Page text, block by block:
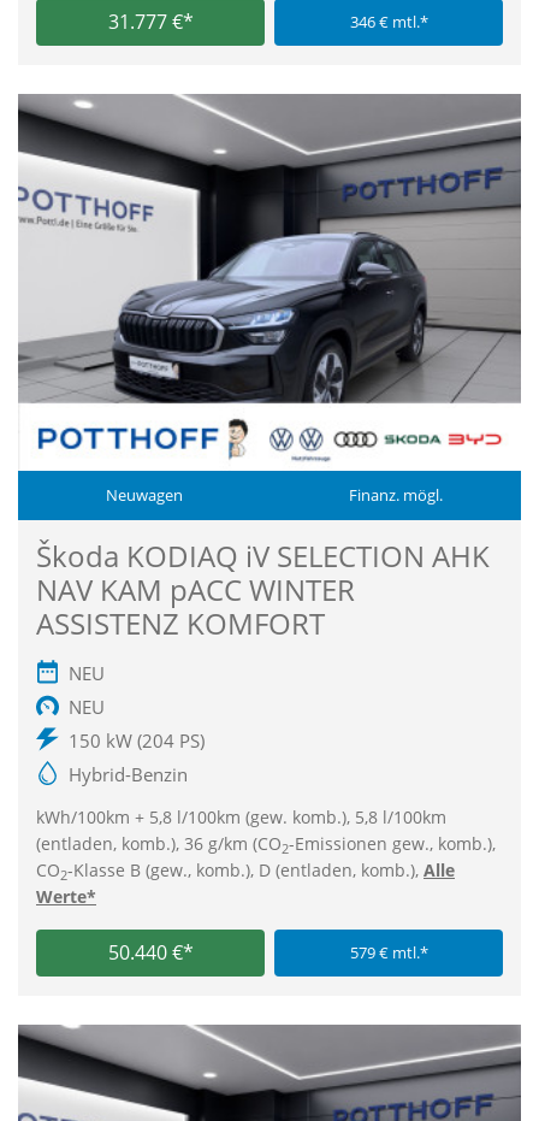
31.777 €* 346 € mtl.*
Neuwagen Finanz. mögl.
Škoda KODIAQ iV SELECTION AHK
NAV KAM pACC WINTER
ASSISTENZ KOMFORT
NEU
NEU
150 kW (204 PS)
Hybrid-Benzin
kWh/100km + 5,8 l/100km (gew. komb.), 5,8 l/100km
(entladen, komb.), 36 g/km (CO2-Emissionen gew., komb.),
CO2-Klasse B (gew., komb.), D (entladen, komb.), Alle
Werte*
50.440 €* 579 € mtl.*